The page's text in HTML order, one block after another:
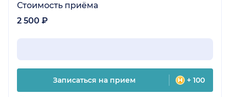
Стоимость приёма
2 500 ₽
Записаться на прием + 100